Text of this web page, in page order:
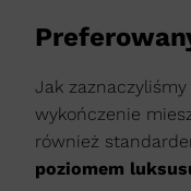
Jak
wykończenie
również
poziomem